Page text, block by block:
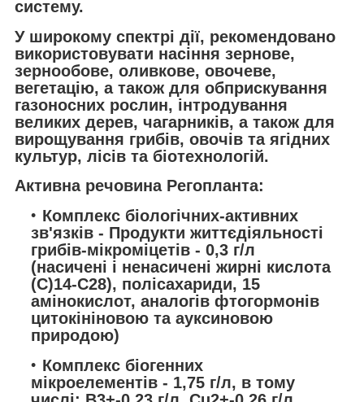
систему.
У широкому спектрі дії, рекомендовано
використовувати насіння зернове,
зернообове, оливкове, овочеве,
вегетацію, а також для обприскування
газоносних рослин, інтродування
великих дерев, чагарників, а також для
вирощування грибів, овочів та ягідних
культур, лісів та біотехнологій.
Активна речовина Регопланта:
Комплекс біологічних-активних
зв'язків - Продукти життєдіяльності
грибів-мікроміцетів - 0,3 г/л
(насичені і ненасичені жирні кислота
(С)14-С28), полісахариди, 15
амінокислот, аналогів фтогормонів
цитокініновою та ауксиновою
природою)
Комплекс біогенних
мікроелементів - 1,75 г/л, в тому